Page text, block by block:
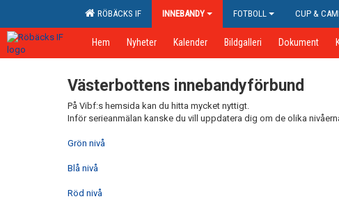
RÖBÄCKS IF INNEBANDY FOTBOLL CUP &
Hem Nyheter Kalender Bildgalleri Dokument
Västerbottens innebandyförbund
På Vibf:s hemsida kan du hitta mycket nyttigt.
Inför serieanmälan kanske du vill uppdatera dig om de olika
Grön nivå
Blå nivå
Röd nivå